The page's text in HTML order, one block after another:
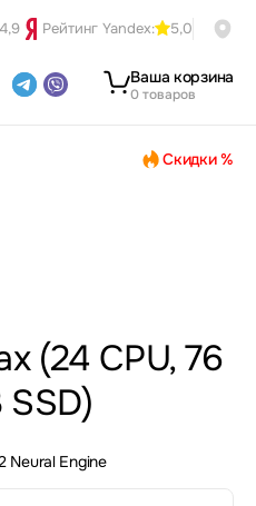
4,9 Рейтинг Yandex: 5,0
Ваша корзина
0 товаров
Скидки %
(24 CPU, 76
SSD)
Neural Engine